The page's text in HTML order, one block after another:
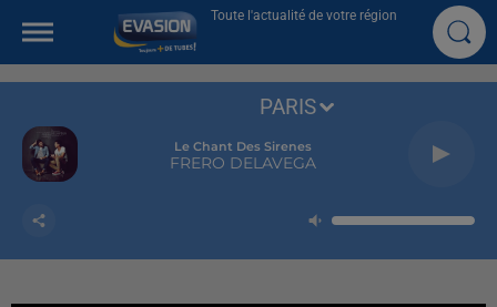
Toute l'actualité de votre région
Le Chant Des Sirenes
FRERO DELAVEGA
PARIS